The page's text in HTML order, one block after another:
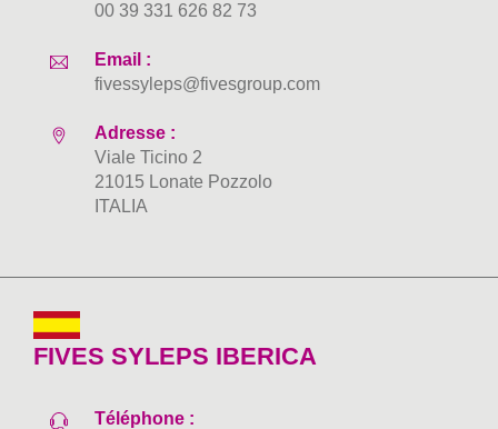
00 39 331 626 82 73
Email :
fivessyleps@fivesgroup.com
Adresse :
Viale Ticino 2
21015 Lonate Pozzolo
ITALIA
FIVES SYLEPS IBERICA
Téléphone :